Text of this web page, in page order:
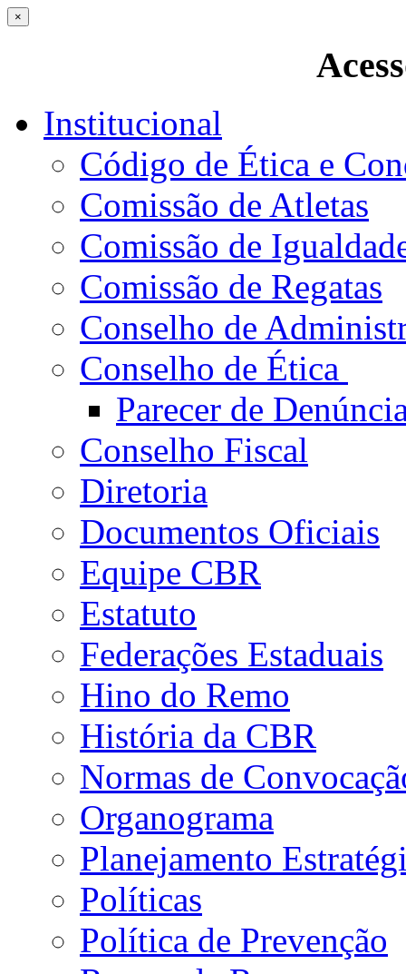
×
Institucional
Código de Ética e
Comissão de Atletas
Comissão de
Comissão de Regatas
Conselho de
Conselho de Ética
Parecer de
Conselho Fiscal
Diretoria
Documentos Oficiais
Equipe CBR
Estatuto
Federações Estaduais
Hino do Remo
História da CBR
Normas de
Organograma
Planejamento
Políticas
Política de Prevenção